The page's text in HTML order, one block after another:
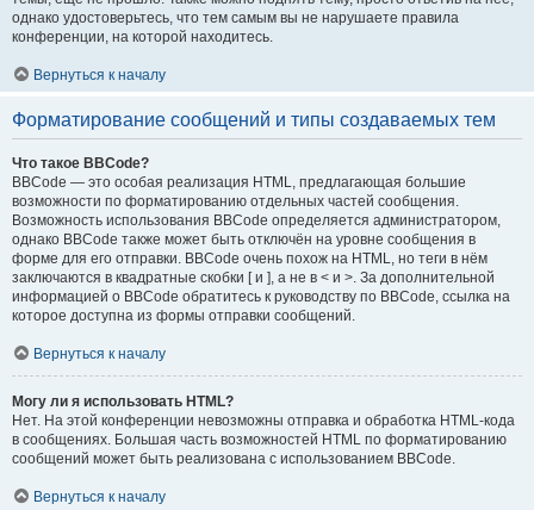
однако удостоверьтесь, что тем самым вы не нарушаете правила
конференции, на которой находитесь.
Вернуться к началу
Форматирование сообщений и типы создаваемых тем
Что такое BBCode?
BBCode — это особая реализация HTML, предлагающая большие
возможности по форматированию отдельных частей сообщения.
Возможность использования BBCode определяется администратором,
однако BBCode также может быть отключён на уровне сообщения в
форме для его отправки. BBCode очень похож на HTML, но теги в нём
заключаются в квадратные скобки [ и ], а не в < и >. За дополнительной
информацией о BBCode обратитесь к руководству по BBCode, ссылка на
которое доступна из формы отправки сообщений.
Вернуться к началу
Могу ли я использовать HTML?
Нет. На этой конференции невозможны отправка и обработка HTML-кода
в сообщениях. Большая часть возможностей HTML по форматированию
сообщений может быть реализована с использованием BBCode.
Вернуться к началу